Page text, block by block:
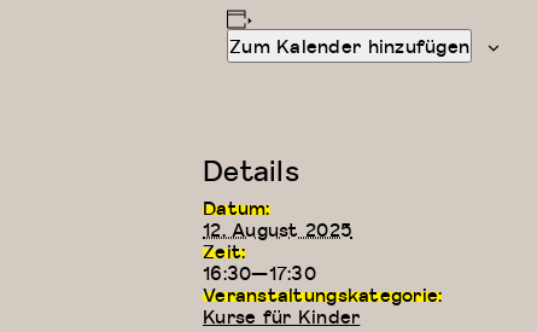
Zum Kalender hinzufügen
Details
Datum:
12. August 2025
Zeit:
16:30—17:30
Veranstaltungskategorie:
Kurse für Kinder